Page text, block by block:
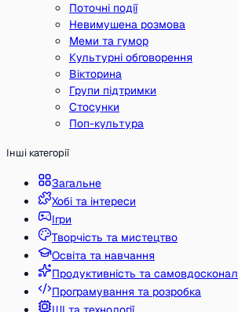
Поточні події
Невимушена розмова
Меми та гумор
Культурні обговорення
Вікторина
Групи підтримки
Стосунки
Поп-культура
Інші категорії
Загальне
Хобі та інтереси
Ігри
Творчість та мистецтво
Освіта та навчання
Продуктивність та
Програмування та розробка